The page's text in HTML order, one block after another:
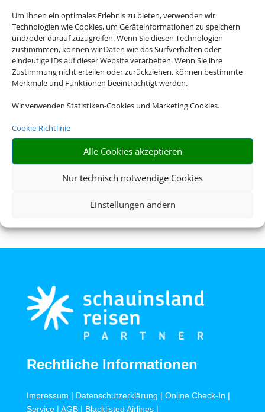
Um Ihnen ein optimales Erlebnis zu bieten, verwenden wir
Technologien wie Cookies, um Geräteinformationen zu speichern
und/oder darauf zuzugreifen. Wenn Sie diesen Technologien
zustimmmen, können wir Daten wie das Surfverhalten oder
eindeutige IDs auf dieser Website verarbeiten. Wenn Sie ihre
Zustimmung nicht erteilen oder zurückziehen, können bestimmte
Merkmale und Funktionen beeinträchtigt werden.
Wir verwenden Statistiken-Cookies und Marketing Cookies.
Cookie-Richtlinie
Alle Cookies akzeptieren
Nur technisch notwendige Cookies
Einstellungen ändern
Empfehlungen für Ihre Reise
Sinnvolle Extras, die oft dazu gebucht werden.
Mietwagen
Rechtliche Informationen
Impressum | Datenschutzerklärung | Online Check-In |
Service| AGB| Blacklisted Airlines|